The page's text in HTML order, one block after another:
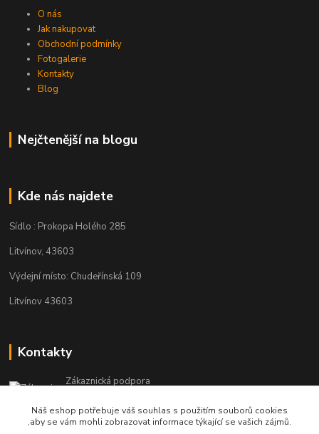
O nás
Jak nakupovat
Obchodní podmínky
Fotogalerie
Kontakty
Blog
Nejčtenější na blogu
Kde nás najdete
Sídlo : Prokopa Holého 285
Litvínov, 43603
Výdejní místo: Chudeřínská 109
Litvínov 43603
Kontakty
Zákaznická podpora
(Po-Pá, 8-16 hod.)
Náš eshop potřebuje váš souhlas s použitím souborů cookies
,aby se vám mohli zobrazovat informace týkající se vašich zájmů.